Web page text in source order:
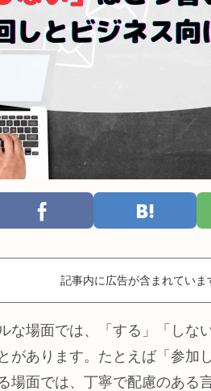
記事内に広告が含まれていま
な場面では、「する」「しな
があります。たとえば「参加
場面では、丁寧で配慮のある